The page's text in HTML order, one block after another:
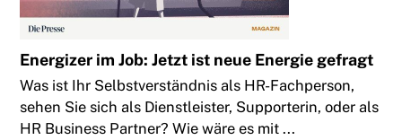
Energizer im Job: Jetzt ist neue Energie gefragt
Was ist Ihr Selbstverständnis als HR-Fachperson,
sehen Sie sich als Dienstleister, Supporterin, oder als
HR Business Partner? Wie wäre es mit ...